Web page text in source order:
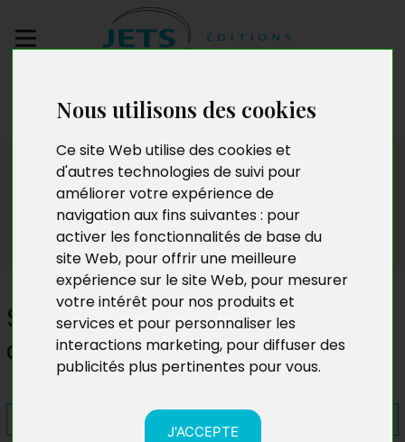
Nous utilisons des cookies
Ce site Web utilise des cookies et
d'autres technologies de suivi pour
améliorer votre expérience de
navigation aux fins suivantes : pour
activer les fonctionnalités de base du
site Web, pour offrir une meilleure
expérience sur le site Web, pour mesurer
votre intérêt pour nos produits et
services et pour personnaliser les
interactions marketing, pour diffuser des
publicités plus pertinentes pour vous.
J'ACCEPTE
manuscrit
Presse
Silence gardé, diplôme
certifié